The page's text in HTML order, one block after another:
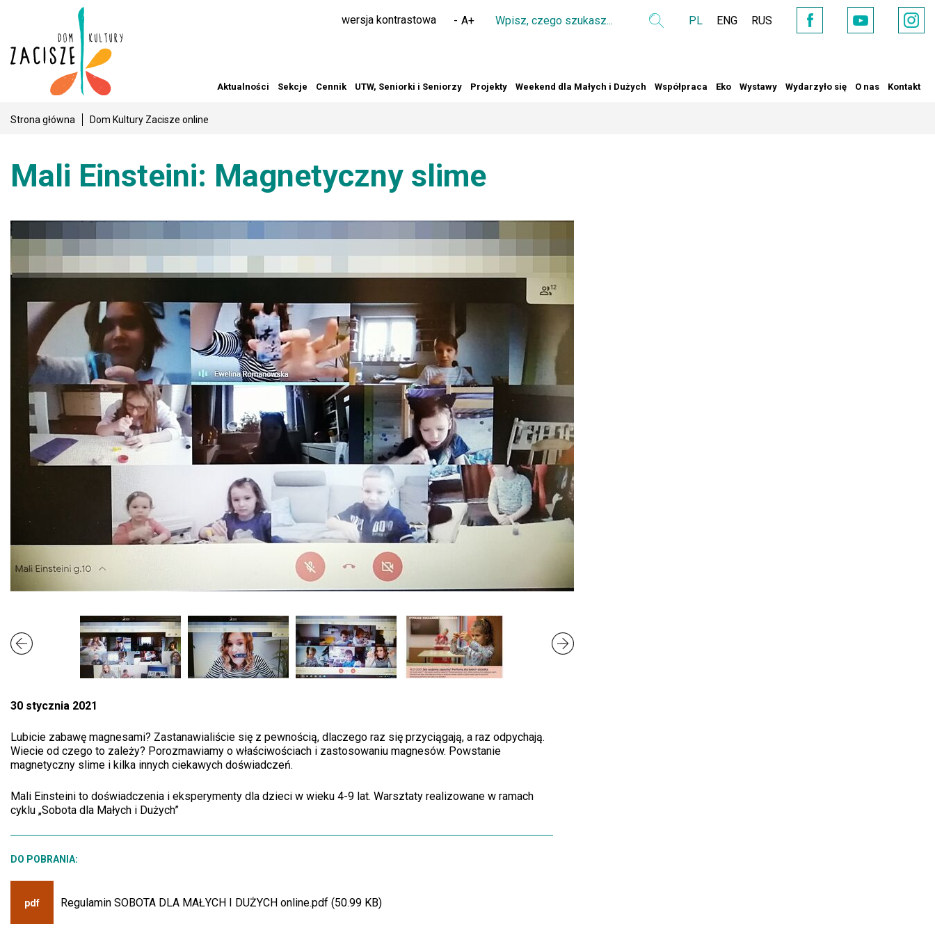
wersja kontrastowa - A+
Wpisz
czego
Wyszukaj
PL ENG
RUS
Facebook
YouTube
Aktualności Sekcje Cennik UTW, Seniorki i Seniorzy Projekty Weekend dla Małych i Dużych Współpraca Eko Wystawy Wydarzyło się O nas Kontakt
Strona główna Dom Kultury Zacisze online
Mali Einsteini: Magnetyczny slime
30 stycznia 2021
Lubicie zabawę magnesami? Zastanawialiście się z pewnością, dlaczego raz się przyciągają, a raz odpychają.
Wiecie od czego to zależy? Porozmawiamy o właściwościach i zastosowaniu magnesów. Powstanie
magnetyczny slime i kilka innych ciekawych doświadczeń.
Mali Einsteini to doświadczenia i eksperymenty dla dzieci w wieku 4-9 lat. Warsztaty realizowane w ramach
cyklu „Sobota dla Małych i Dużych”
DO POBRANIA:
pdf Regulamin SOBOTA DLA MAŁYCH I DUŻYCH online.pdf (50.99 KB)